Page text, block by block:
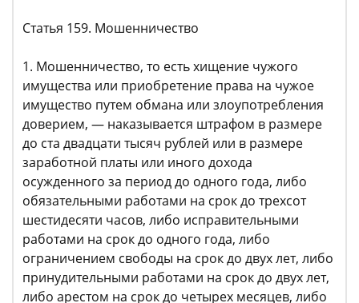
Статья 159. Мошенничество
1. Мошенничество, то есть хищение чужого
имущества или приобретение права на чужое
имущество путем обмана или злоупотребления
доверием, — наказывается штрафом в размере
до ста двадцати тысяч рублей или в размере
заработной платы или иного дохода
осужденного за период до одного года, либо
обязательными работами на срок до трехсот
шестидесяти часов, либо исправительными
работами на срок до одного года, либо
ограничением свободы на срок до двух лет, либо
принудительными работами на срок до двух лет,
либо арестом на срок до четырех месяцев, либо